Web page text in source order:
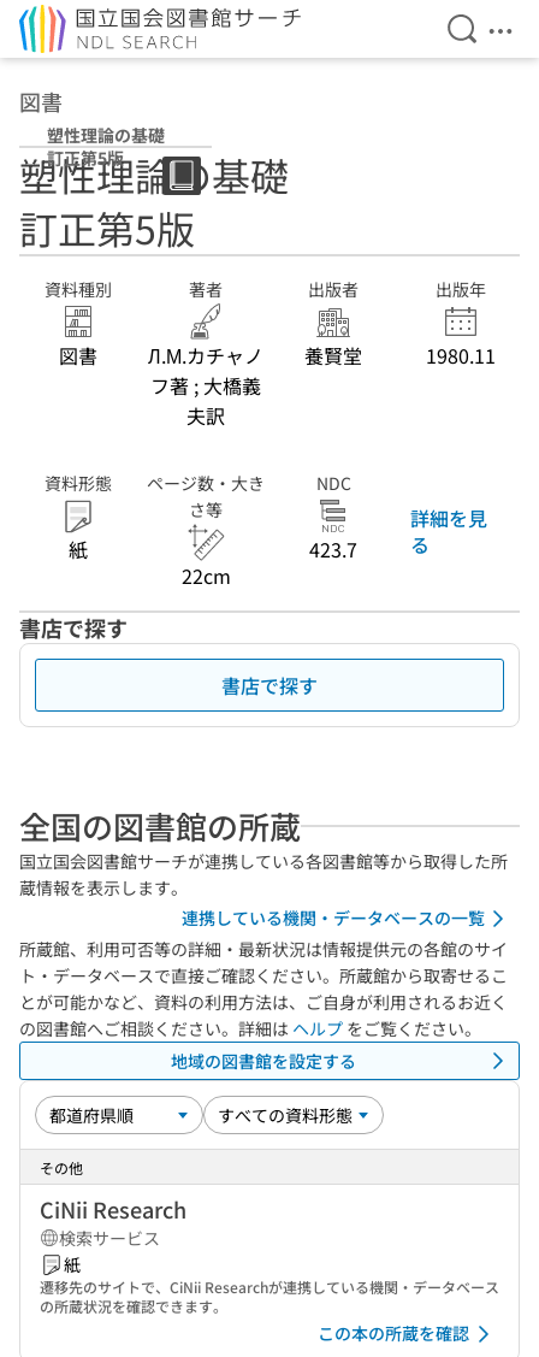
検索を
メ
図書
塑性理論の基礎
訂正第5版
塑性理論の基礎
訂正第5版
資料種別
図書
著者
Л.М.カチャノ
フ著 ; 大橋義
夫訳
出版者
養賢堂
出版年
1980.11
資料形態
紙
ページ数・大き
さ等
22cm
NDC
423.7
詳細を見
る
書店で探す
書店で探す
全国の図書館の所蔵
国立国会図書館サーチが連携している各図書館等から取得した所
蔵情報を表示します。
連携している機関・データベースの一覧
所蔵館、利用可否等の詳細・最新状況は情報提供元の各館のサイ
ト・データベースで直接ご確認ください。所蔵館から取寄せるこ
とが可能かなど、資料の利用方法は、ご自身が利用されるお近く
の図書館へご相談ください。詳細は ヘルプ をご覧ください。
地域の図書館を設定する
その他
CiNii Research
検索サービス
紙
遷移先のサイトで、CiNii Researchが連携している機関・データベース
の所蔵状況を確認できます。
この本の所蔵を確認